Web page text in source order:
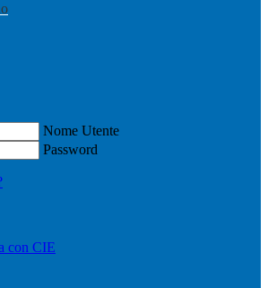
Nome Utente
Password
con CIE